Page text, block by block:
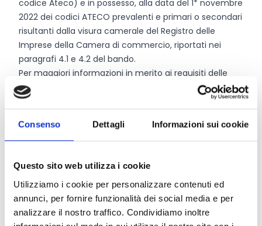
Consenso Dettagli Informazioni sui cookie
Questo sito web utilizza i cookie
Utilizziamo i cookie per personalizzare contenuti ed
annunci, per fornire funzionalità dei social media e per
analizzare il nostro traffico. Condividiamo inoltre
codice Ateco) e in possesso, alla data del 1* novembre
2022 dei codici ATECO prevalenti e primari o secondari
risultanti dalla visura camerale del Registro delle
Imprese della Camera di commercio, riportati nei
paragrafi 4.1 e 4.2 del bando.
Per maggiori informazioni in merito ai requisiti delle
imprese, consultare il paragrafo 4.3 del bando.
Entità del contributo
750.000 Euro, suddivisi rispettivamente:
linea di azione 1.1 – 200.000 Euro
linea di azione 1.2 –400.000 Euro
linea di azione 1.3 –150.000 Euro.